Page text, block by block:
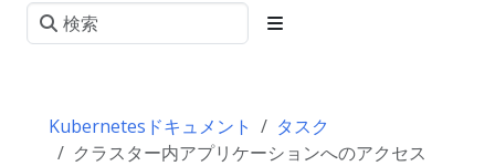
Kubernetesドキュメント
タスク
クラスター内アプリケーションへのアクセス